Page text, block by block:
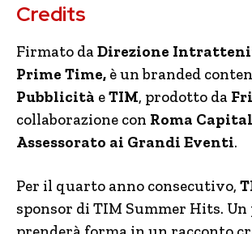
Credits
Firmato daDirezione
Prime Time, è un branded
Pubblicità eTIM, prodotto da
collaborazione con Roma
Assessorato ai Grandi Eventi.
Per il quarto anno consecutivo,
sponsor di TIM Summer Hits.